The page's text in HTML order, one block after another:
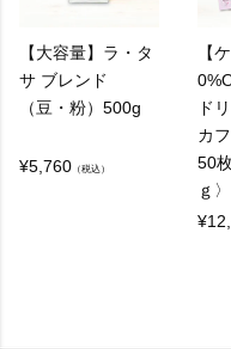
レギュラーコーヒー
【大容量】ラ・タ
サ ブレンド
（豆・粉）500g
¥5,760 （税込）
【
ド
カ
50
ｇ〉
¥